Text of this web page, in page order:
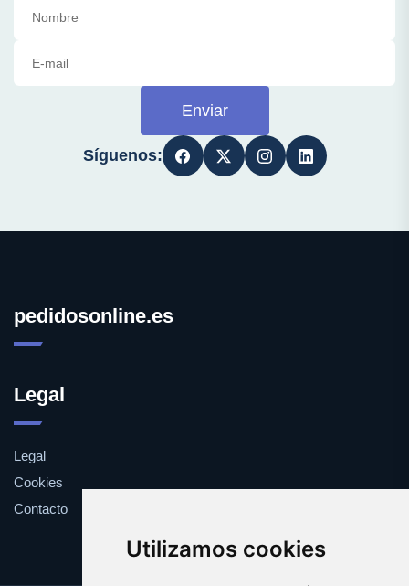
Utilizamos cookies
Enviar
Síguenos:
pedidosonline.es
Legal
Legal
Cookies
Contacto